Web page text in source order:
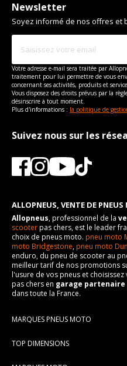
Newsletter
Soyez informé de nos offres et
Votre adresse e-mail sera traitée par
traitement pour lui permettre de vous
concernant ses activités, produits et
Vous disposez des droits prévus par la
désinscrire à tout moment.
Plus d'informations : la politique de
Suivez nous sur les
ALLOPNEUS, VENTE DE
Allopneus, professionnel de la
scooterpas chers, est le leader
choix de pneus moto. pneu moto
moto Bridgestone,pneu moto
enduro, du pneu de scooter au
meilleur tarif de nos promotions
l'usure de vos pneus et
pas chers en garage partenaire
dans toute la France.
MARQUES PNEUS MOTO
TOP DIMENSIONS